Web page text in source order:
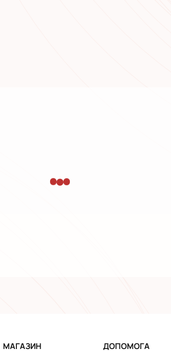
МАГАЗИН ДОПОМОГА